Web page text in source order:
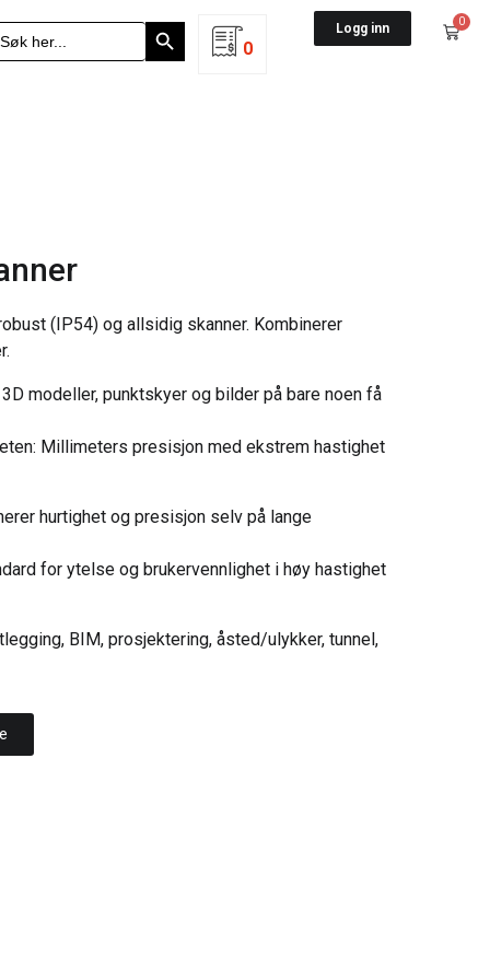
Search Button
0
Logg inn 0
(IP54) og allsidig skanner. Kombinerer
modeller, punktskyer og bilder på bare noen få
Millimeters presisjon med ekstrem hastighet
hurtighet og presisjon selv på lange
for ytelse og brukervennlighet i høy hastighet
BIM, prosjektering, åsted/ulykker, tunnel,